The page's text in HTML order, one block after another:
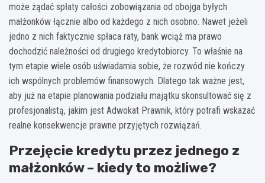
może żądać spłaty całości zobowiązania od obojga byłych
małżonków łącznie albo od każdego z nich osobno. Nawet jeżeli
jedno z nich faktycznie spłaca raty, bank wciąż ma prawo
dochodzić należności od drugiego kredytobiorcy. To właśnie na
tym etapie wiele osób uświadamia sobie, że rozwód nie kończy
ich wspólnych problemów finansowych. Dlatego tak ważne jest,
aby już na etapie planowania podziału majątku skonsultować się z
profesjonalistą, jakim jest Adwokat Prawnik, który potrafi wskazać
realne konsekwencje prawne przyjętych rozwiązań.
Przejęcie kredytu przez jednego z
małżonków – kiedy to możliwe?